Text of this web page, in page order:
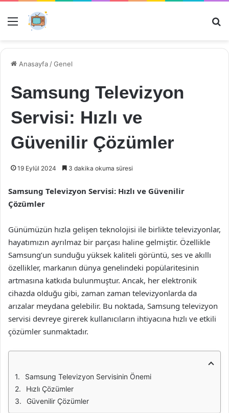
Menü
Anasayfa /Genel
Samsung Televizyon
Servisi: Hızlı ve
Güvenilir Çözümler
19 Eylül 2024 3 dakika okuma süresi
Samsung Televizyon Servisi: Hızlı ve Güvenilir
Çözümler
Günümüzün hızla gelişen teknolojisi ile birlikte televizyonlar,
hayatımızın ayrılmaz bir parçası haline gelmiştir. Özellikle
Samsung’un sunduğu yüksek kaliteli görüntü, ses ve akıllı
özellikler, markanın dünya genelindeki popülaritesinin
artmasına katkıda bulunmuştur. Ancak, her elektronik
cihazda olduğu gibi, zaman zaman televizyonlarda da
arızalar meydana gelebilir. Bu noktada, Samsung televizyon
servisi devreye girerek kullanıcıların ihtiyacına hızlı ve etkili
çözümler sunmaktadır.
Samsung Televizyon Servisinin Önemi
Hızlı Çözümler
Güvenilir Çözümler